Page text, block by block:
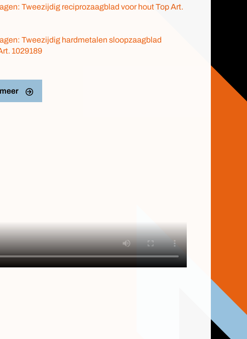
Tweezijdig reciprozaagblad voor hout Top Art.
Tweezijdig hardmetalen sloopzaagblad
1029189